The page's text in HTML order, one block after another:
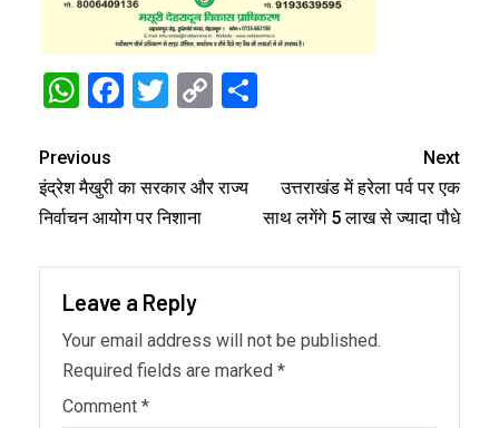
WhatsApp
Facebook
Twitter
Copy
Previous
इंद्रेश मैखुरी का सरकार और राज्य
निर्वाचन आयोग पर निशाना
Next
उत्तराखंड में हरेला पर्व पर एक
साथ लगेंगे 5 लाख से ज्यादा पौधे
Leave a Reply
Your email address will not be published.
Required fields are marked *
Comment *